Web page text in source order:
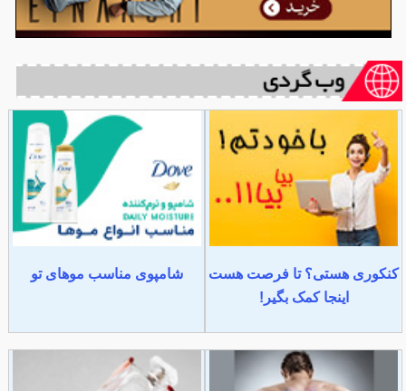
کنکوری هستی؟ تا فرصت هست
اینجا کمک بگیر!
شامپوی مناسب موهای تو